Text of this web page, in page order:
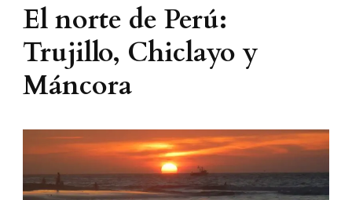
El norte de Perú:
Trujillo, Chiclayo y
Máncora